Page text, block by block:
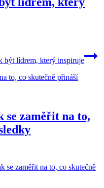
být lídrem, který inspiruje
se zaměřit na to,
se zaměřit na to, co skutečně